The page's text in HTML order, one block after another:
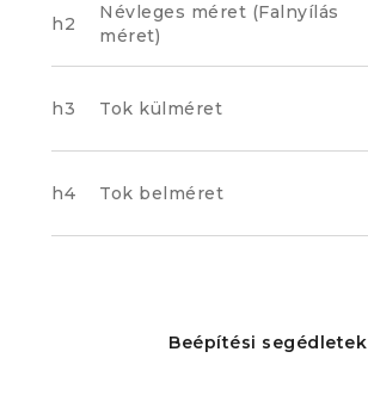
h2
Névleges méret (Falnyílás
méret)
h3 Tok külméret
h4 Tok belméret
Beépítési segédletek